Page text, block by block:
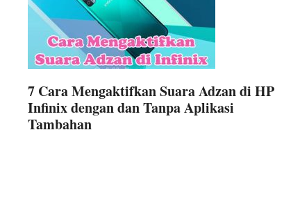
7 Cara Mengaktifkan Suara Adzan di HP
Infinix dengan dan Tanpa Aplikasi
Tambahan